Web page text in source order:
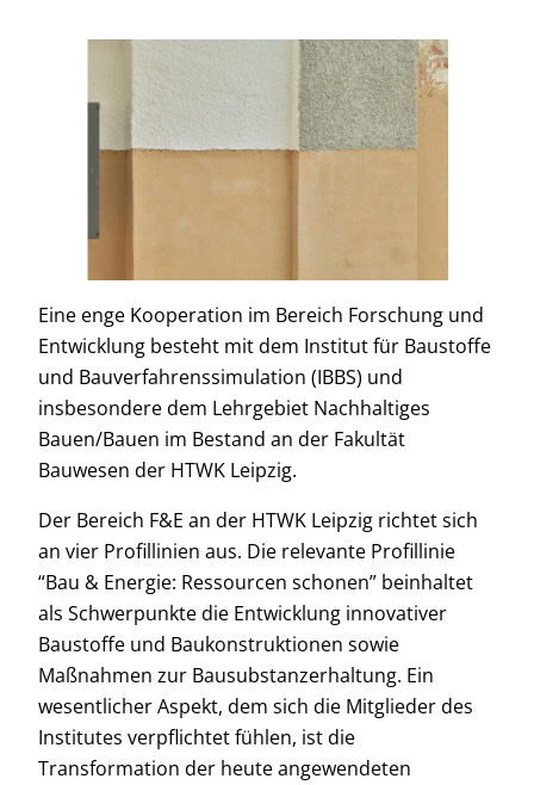
Eine enge Kooperation im Bereich Forschung und
Entwicklung besteht mit dem Institut für Baustoffe
und Bauverfahrenssimulation (IBBS) und
insbesondere dem Lehrgebiet Nachhaltiges
Bauen/Bauen im Bestand an der Fakultät
Bauwesen der HTWK Leipzig.
Der Bereich F&E an der HTWK Leipzig richtet sich
an vier Profillinien aus. Die relevante Profillinie
“Bau & Energie: Ressourcen schonen” beinhaltet
als Schwerpunkte die Entwicklung innovativer
Baustoffe und Baukonstruktionen sowie
Maßnahmen zur Bausubstanzerhaltung. Ein
wesentlicher Aspekt, dem sich die Mitglieder des
Institutes verpflichtet fühlen, ist die
Transformation der heute angewendeten